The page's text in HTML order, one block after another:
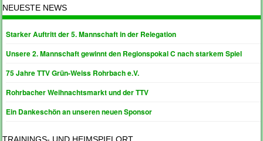
NEUESTE NEWS
Starker Auftritt der 5. Mannschaft in der Relegation
Unsere 2. Mannschaft gewinnt den Regionspokal C nach starkem Spiel
75 Jahre TTV Grün-Weiss Rohrbach e.V.
Rohrbacher Weihnachtsmarkt und der TTV
Ein Dankeschön an unseren neuen Sponsor
TRAININGS- UND HEIMSPIELORT